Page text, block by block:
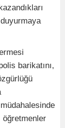
barikatını,
öğretmenler